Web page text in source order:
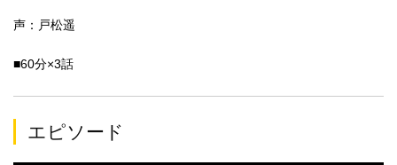
声：戸松遥
■60分×3話
エピソード